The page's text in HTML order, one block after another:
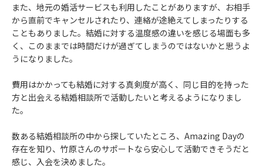
また、地元の婚活サービスも利用したことがありますが、お相手
から直前でキャンセルされたり、連絡が途絶えてしまったりする
こともありました。結婚に対する温度感の違いを感じる場面も多
く、このままでは時間だけが過ぎてしまうのではないかと思うよ
うになりました。
費用はかかっても結婚に対する真剣度が高く、同じ目的を持った
方と出会える結婚相談所で活動したいと考えるようになりまし
た。
数ある結婚相談所の中から探していたところ、Amazing Dayの
存在を知り、竹原さんのサポートなら安心して活動できそうだと
感じ、入会を決めました。